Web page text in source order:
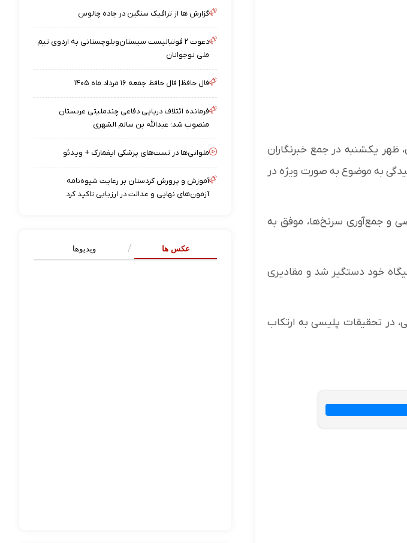
یکشنبه در جمع خبرنگاران
به موضوع به صورت ویژه در
و جمع‌آوری سرنخ‌ها، موفق به
خود دستگیر شد و مقادیری
در تحقیقات پلیسی به ارتکاب
گزارش ها از ترافیک سنگین در جاده چالوس
دعوت ۲ فوتبالیست سیستان‌وبلوچستانی به اردوی تیم
ملی نوجوانان
فال حافظ| فال حافظ جمعه ۱۶ مرداد ماه ۱۴۰۵
فرمانده ائتلاف دریایی دفاعی چندملیتی عربستان
منصوب شد؛ عبدالله بن سالم الشهری
ملوانی‌ها در تست‌های پزشکی ایفمارک + ویدئو
آموزش و پرورش کردستان بر رعایت شیوه‌نامه
آزمون‌های نهایی و عدالت در ارزیابی تاکید کرد
عکس ها ویدیوها